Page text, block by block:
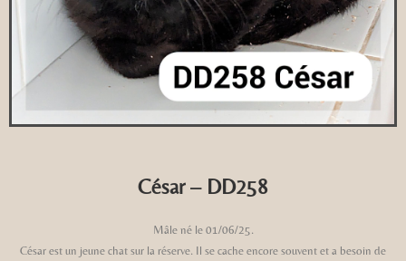
César – DD258
Mâle né le 01/06/25.
César est un jeune chat sur la réserve. Il se cache encore souvent et a besoin de